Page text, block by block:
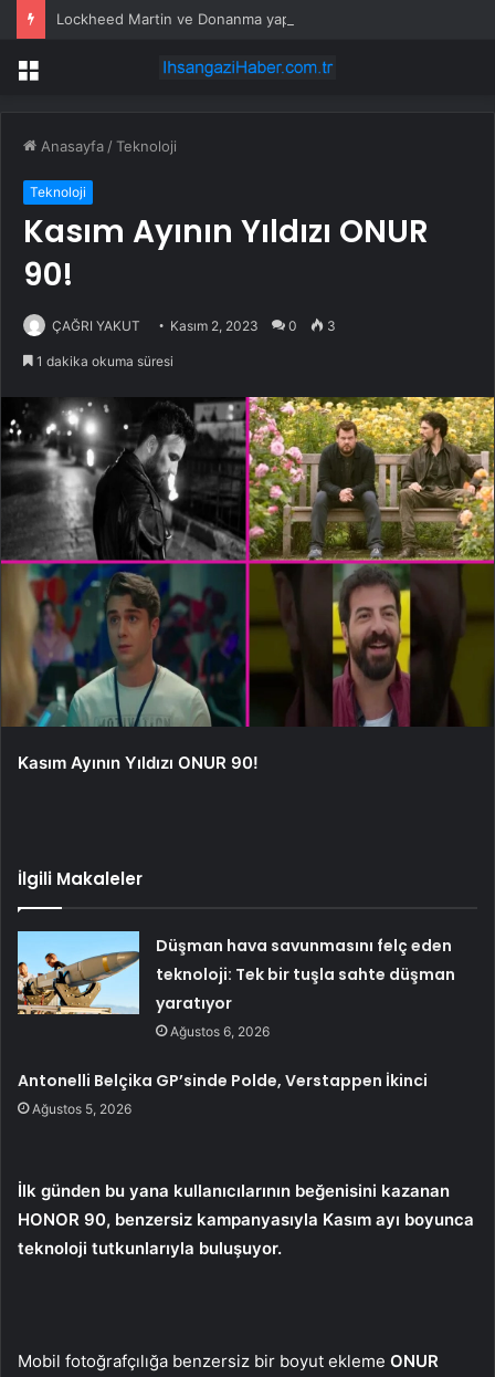
Menü
Anasayfa /Teknoloji
Teknoloji
Kasım Ayının Yıldızı ONUR
90!
ÇAĞRI YAKUT Kasım 2, 2023 0 3
1 dakika okuma süresi
Kasım Ayının Yıldızı ONUR 90!
İlgili Makaleler
Düşman hava savunmasını felç eden
teknoloji: Tek bir tuşla sahte düşman
yaratıyor
Ağustos 6, 2026
Antonelli Belçika GP’sinde Polde, Verstappen İkinci
Ağustos 5, 2026
İlk günden bu yana kullanıcılarının beğenisini kazanan
HONOR 90, benzersiz kampanyasıyla Kasım ayı boyunca
teknoloji tutkunlarıyla buluşuyor.
Mobil fotoğrafçılığa benzersiz bir boyut ekleme ONUR